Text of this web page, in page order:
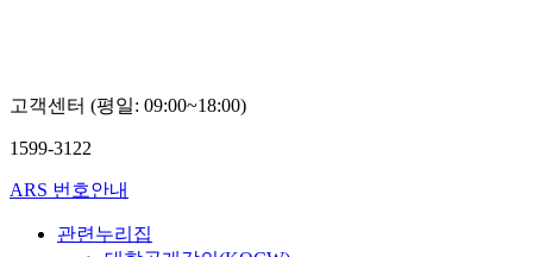
고객센터 (평일: 09:00~18:00)
1599-3122
ARS 번호안내
관련누리집